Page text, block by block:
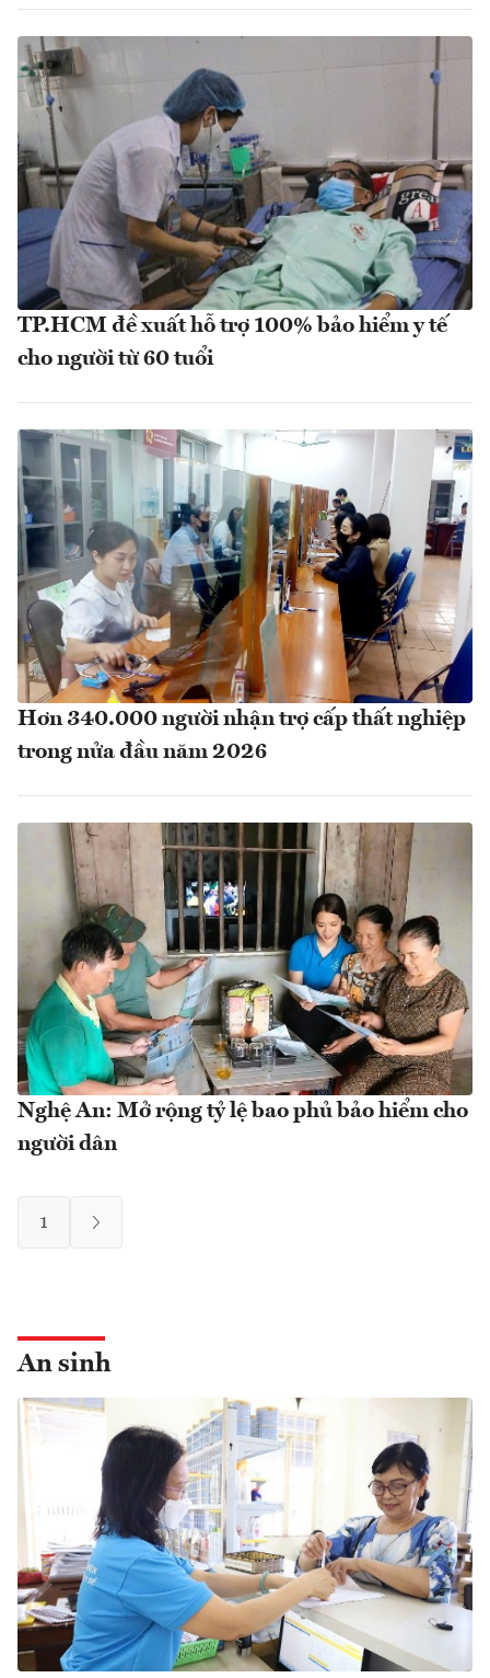
TP.HCM đề xuất hỗ trợ 100% bảo hiểm y tế
cho người từ 60 tuổi
Hơn 340.000 người nhận trợ cấp thất nghiệp
trong nửa đầu năm 2026
Nghệ An: Mở rộng tỷ lệ bao phủ bảo hiểm cho
người dân
1
An sinh